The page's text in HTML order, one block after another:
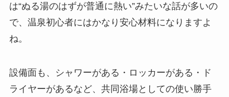
は“ぬる湯のはずが普通に熱い”みたいな話が多いの
で、温泉初心者にはかなり安心材料になりますよ
ね。
設備面も、シャワーがある・ロッカーがある・ド
ライヤーがあるなど、共同浴場としての使い勝手